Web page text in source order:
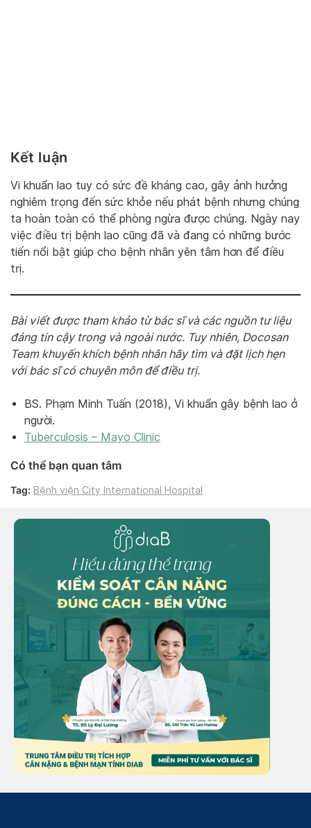
Kết luận
Vi khuẩn lao tuy có sức đề kháng cao, gây ảnh hưởng
nghiêm trọng đến sức khỏe nếu phát bệnh nhưng chúng
ta hoàn toàn có thể phòng ngừa được chúng. Ngày nay
việc điều trị bệnh lao cũng đã và đang có những bước
tiến nổi bật giúp cho bệnh nhân yên tâm hơn để điều
trị.
Bài viết được tham khảo từ bác sĩ và các nguồn tư liệu
đáng tin cậy trong và ngoài nước. Tuy nhiên, Docosan
Team khuyến khích bệnh nhân hãy tìm và đặt lịch hẹn
với bác sĩ có chuyên môn để điều trị.
BS. Phạm Minh Tuấn (2018), Vi khuẩn gây bệnh lao ở
người.
Tuberculosis – Mayo Clinic
Có thể bạn quan tâm
Tag: Bệnh viện City International Hospital